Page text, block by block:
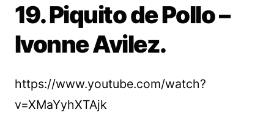
19. Piquito de Pollo –
Ivonne Avilez.
https://www.youtube.com/watch?
v=XMaYyhXTAjk